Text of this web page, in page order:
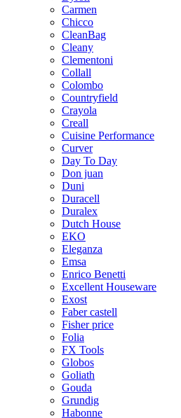
Carmen
Chicco
CleanBag
Cleany
Clementoni
Collall
Colombo
Countryfield
Crayola
Creall
Cuisine Performance
Curver
Day To Day
Don juan
Duni
Duracell
Duralex
Dutch House
EKO
Eleganza
Emsa
Enrico Benetti
Excellent Houseware
Exost
Faber castell
Fisher price
Folia
FX Tools
Globos
Goliath
Gouda
Grundig
Habonne